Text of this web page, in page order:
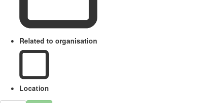
Related to organisation
Location